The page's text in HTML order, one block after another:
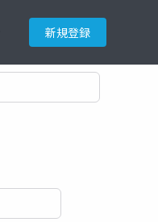
新規登録